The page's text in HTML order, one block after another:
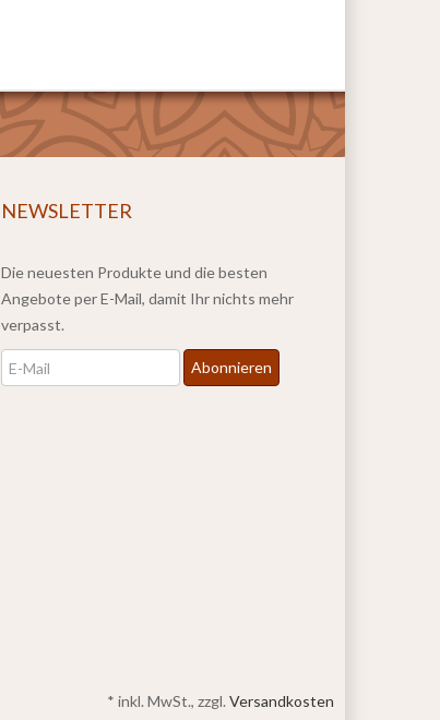
NEWSLETTER
Die neuesten Produkte und die besten
Angebote per E-Mail, damit Ihr nichts mehr
verpasst.
Newsletter
Abonnieren
* inkl. MwSt., zzgl. Versandkosten